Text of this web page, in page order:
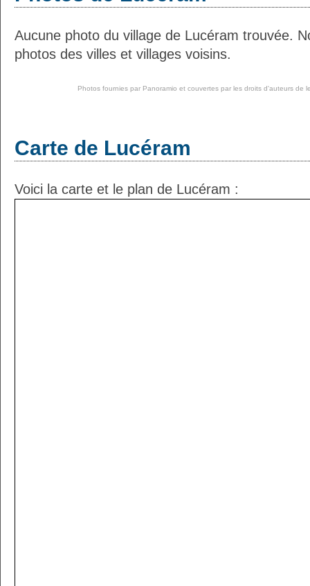
Aucune photo du village de Lucéram trouvée.
photos des villes et villages voisins.
Photos fournies par Panoramio et couvertes par les droits d'auteurs de
Carte de Lucéram
Voici la carte et le plan de Lucéram :